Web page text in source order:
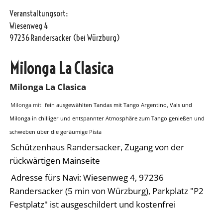
Veranstaltungsort:
Wiesenweg 4
97236 Randersacker (bei Würzburg)
Milonga La Clasica
Milonga La Clasica
Milonga mit fein ausgewählten Tandas mit Tango Argentino, Vals und
Milonga in chilliger und entspannter Atmosphäre zum Tango genießen und
schweben über die geräumige Pista
Schützenhaus Randersacker, Zugang von der
rückwärtigen Mainseite
Adresse fürs Navi: Wiesenweg 4, 97236
Randersacker (5 min von Würzburg), Parkplatz "P2
Festplatz" ist ausgeschildert und kostenfrei